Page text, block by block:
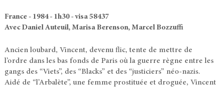
France - 1984 - 1h30 - visa 58437
Avec Daniel Auteuil, Marisa Berenson, Marcel Bozzuffi
Ancien loubard, Vincent, devenu flic, tente de mettre de
l’ordre dans les bas fonds de Paris où la guerre règne entre les
gangs des “Viets”, des “Blacks” et des “justiciers” néo-nazis.
Aidé de “l’Arbalète”, une femme prostituée et droguée, Vincent